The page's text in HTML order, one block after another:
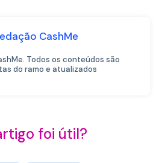
CashMe
Todos os conteúdos são
do ramo e atualizados
foi útil?